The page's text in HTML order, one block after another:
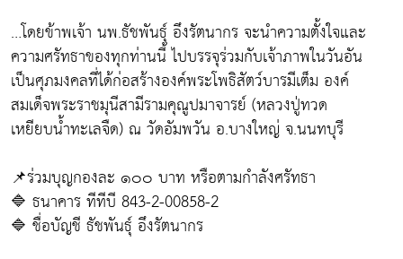
…โดยข้าพเจ้า นพ.ธัชพันธุ์ อึงรัตนากร จะนำความตั้งใจและ
ความศรัทธาของทุกท่านนี้ ไปบรรจุร่วมกับเจ้าภาพในวันอัน
เป็นศุภมงคลที่ได้ก่อสร้างองค์พระโพธิสัตว์บารมีเต็ม องค์
สมเด็จพระราชมุนีสามีรามคุณูปมาจารย์ (หลวงปู่ทวด
เหยียบน้ำทะเลจืด) ณ วัดอัมพวัน อ.บางใหญ่ จ.นนทบุรี
📌ร่วมบุญกองละ ๑๐๐ บาท หรือตามกำลังศรัทธา
🔷 ธนาคาร ทีทีบี 843-2-00858-2
🔷 ชื่อบัญชี ธัชพันธุ์ อึงรัตนากร